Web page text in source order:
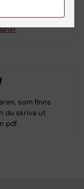
som finns
du skriva ut
pdf.